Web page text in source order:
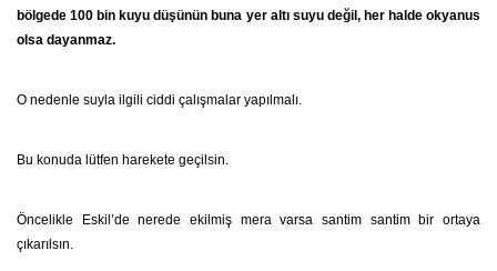
bölgede 100 bin kuyu düşünün buna yer altı suyu değil, her halde okyanus
olsa dayanmaz.
O nedenle suyla ilgili ciddi çalışmalar yapılmalı.
Bu konuda lütfen harekete geçilsin.
Öncelikle Eskil’de nerede ekilmiş mera varsa santim santim bir ortaya
çıkarılsın.